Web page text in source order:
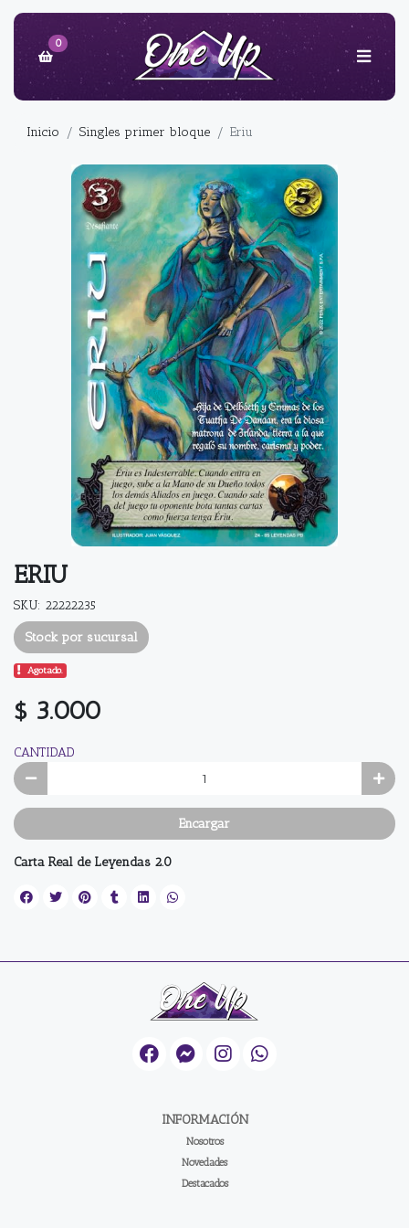
0
Inicio Singles primer bloque Eriu
ERIU
SKU: 22222235
Stock por sucursal
Agotado.
$ 3.000
CANTIDAD
Encargar
Carta Real de Leyendas 2.0
INFORMACIÓN
Nosotros
Novedades
Destacados